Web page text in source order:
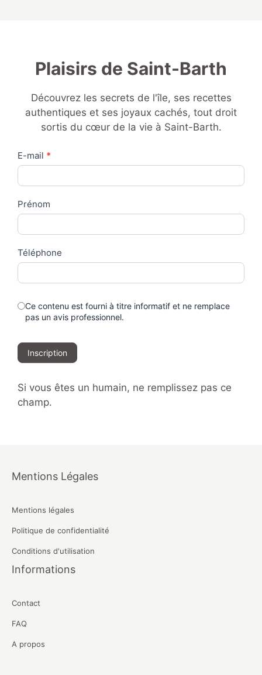
Plaisirs de Saint-Barth
Découvrez les secrets de l'île, ses recettes
authentiques et ses joyaux cachés, tout droit
sortis du cœur de la vie à Saint-Barth.
Contact
Us
E-mail *
Prénom
Téléphone
Ce contenu est fourni à titre informatif et ne remplace
pas un avis professionnel.
Inscription
Si vous êtes un humain, ne remplissez pas ce
champ.
Mentions Légales
Mentions légales
Politique de confidentialité
Conditions d'utilisation
Informations
Contact
FAQ
A propos